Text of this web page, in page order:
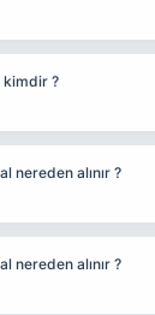
kimdir ?
nereden alınır ?
nereden alınır ?